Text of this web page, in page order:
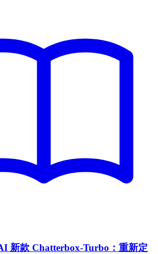
新款 Chatterbox-Turbo：重新定